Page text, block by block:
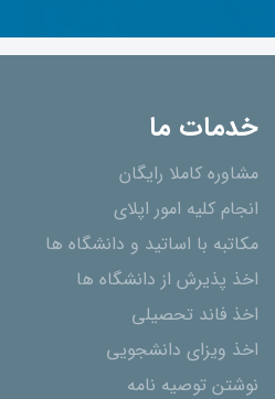
خدمات ما
مشاوره کاملا رایگان
انجام کلیه امور اپلای
مکاتبه با اساتید و دانشگاه ها
اخذ پذیرش از دانشگاه ھا
اخذ فاند تحصیلی
اخذ ویزای دانشجویی
نوشتن توصیه نامه